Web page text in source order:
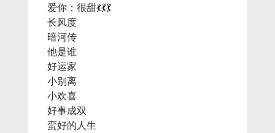
爱你：很甜💃💃💃
长风度
暗河传
他是谁
好运家
小别离
小欢喜
好事成双
蛮好的人生